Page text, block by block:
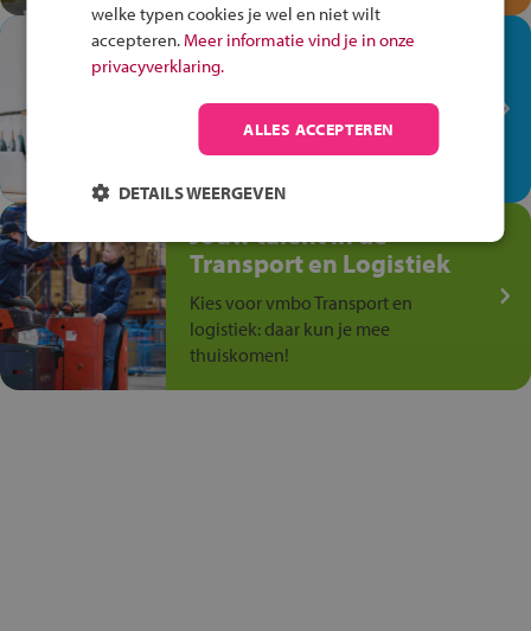
In de winkel ben je op je
plek!
Ontdek via het vmbo jouw talent
op de winkelvloer, waar elke dag
Jouw talent in de
Transport en Logistiek
Kies voor vmbo Transport en
logistiek: daar kun je mee
thuiskomen!
welke typen cookies je wel en niet wilt
accepteren. Meer informatie vind je in onze
privacyverklaring.
ALLES ACCEPTEREN
DETAILS WEERGEVEN